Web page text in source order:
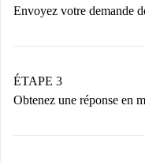
nécessaires.
Envoyez votre demande
Nous ne vous
n’aura pas accepté.
ÉTAPE 3
Obtenez une réponse en